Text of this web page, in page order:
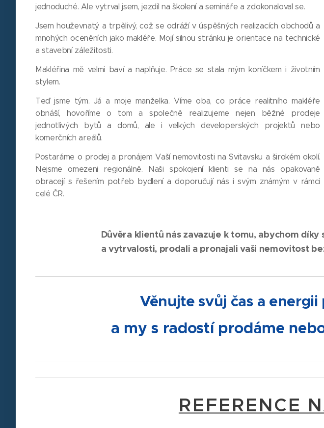
jednoduché. Ale vytrval jsem, jezdil na školení a semináře a zdokonaloval se.
Jsem houževnatý a trpělivý, což se odráží v úspěšných realizacích obchodů a
mnohých oceněních jako makléře. Mojí silnou stránku je orientace na technické
a stavební záležitosti.
Makléřina mě velmi baví a naplňuje. Práce se stala mým koníčkem i životním
stylem.
Teď jsme tým. Já a moje manželka. Víme oba, co práce realitního makléře
obnáší, hovoříme o tom a společně realizujeme nejen běžné prodeje
jednotlivých bytů a domů, ale i velkých developerských projektů nebo
komerčních areálů.
Postaráme o prodej a pronájem Vaší nemovitosti na Svitavsku a širokém okolí.
Nejsme omezeni regionálně. Naši spokojení klienti se na nás opakovaně
obracejí s řešením potřeb bydlení a doporučují nás i svým známým v rámci
celé ČR.
Důvěra klientů nás zavazuje k tomu, abychom
a vytrvalosti, prodali a pronajali vaši nemovitost
Věnujte svůj čas a
a my s radostí prodáme
REFERENCE